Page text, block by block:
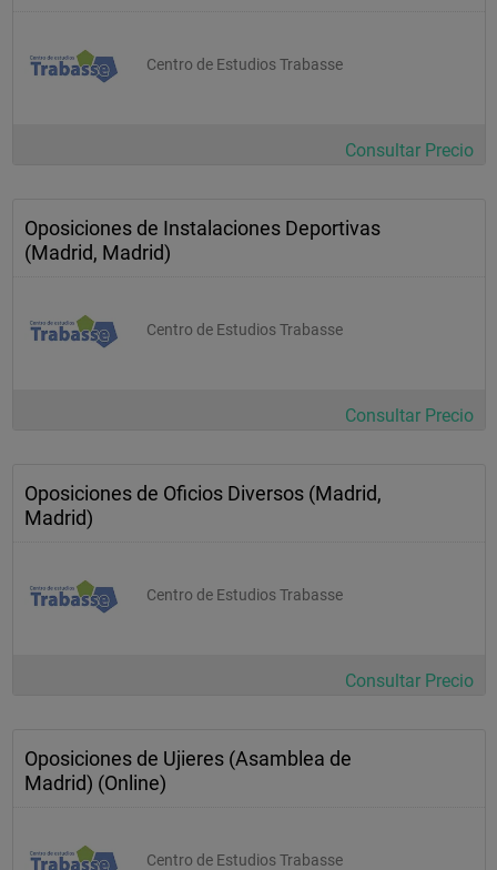
Centro de Estudios Trabasse
Consultar Precio
Oposiciones de Instalaciones Deportivas
(Madrid, Madrid)
Centro de Estudios Trabasse
Consultar Precio
Oposiciones de Oficios Diversos (Madrid,
Madrid)
Centro de Estudios Trabasse
Consultar Precio
Oposiciones de Ujieres (Asamblea de
Madrid) (Online)
Centro de Estudios Trabasse